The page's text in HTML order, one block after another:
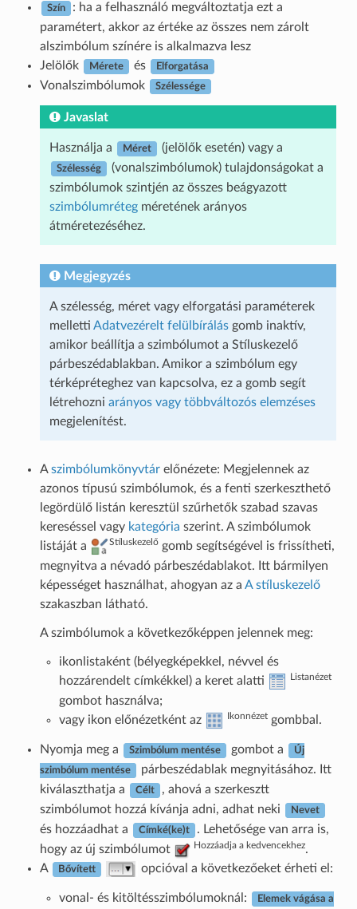
Szín
: ha a felhasználó megváltoztatja ezt a
paramétert, akkor az értéke az összes nem zárolt
alszimbólum színére is alkalmazva lesz
Jelölők
Mérete és Elforgatása
Vonalszimbólumok Szélessége
Javaslat
Használja a Méret (jelölők esetén) vagy a
Szélesség
(vonalszimbólumok) tulajdonságokat a
szimbólumok szintjén az összes beágyazott
szimbólumrétegméretének arányos
átméretezéséhez.
Megjegyzés
A szélesség, méret vagy elforgatási paraméterek
melletti Adatvezérelt felülbírálásgomb inaktív,
amikor beállítja a szimbólumot a Stíluskezelő
párbeszédablakban. Amikor a szimbólum egy
térképréteghez van kapcsolva, ez a gomb segít
létrehozni arányos vagy többváltozós elemzéses
megjelenítést.
Aszimbólumkönyvtárelőnézete: Megjelennek az
azonos típusú szimbólumok, és a fenti szerkeszthető
legördülő listán keresztül szűrhetők szabad szavas
kereséssel vagy kategória szerint. A szimbólumok
listáját a
Stíluskezelőgomb segítségével is frissítheti,
megnyitva a névadó párbeszédablakot. Itt bármilyen
képességet használhat, ahogyan az a A stíluskezelő
szakaszban látható.
A szimbólumok a következőképpen jelennek meg:
ikonlistaként (bélyegképekkel, névvel és
hozzárendelt címkékkel) a keret alatti
Listanézet
gombot használva;
vagy ikon előnézetként az
Ikonnézetgombbal.
Nyomja meg a Szimbólum mentése gombot a Új
szimbólum mentése
párbeszédablak megnyitásához. Itt
kiválaszthatja a
Célt
, ahová a szerkesztt
szimbólumot hozzá kívánja adni, adhat neki
Nevet
és hozzáadhat a Címké(ke)t
. Lehetősége van arra is,
hogy az új szimbólumot
Hozzáadja a kedvencekhez.
A
Bővített opcióval a következőeket érheti el:
vonal- és kitöltésszimbólumoknál: Elemek vágása a